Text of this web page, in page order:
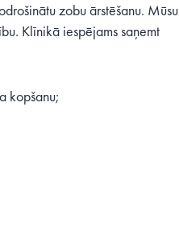
zobu ārstēšanu. Mūsu
Klīnikā iespējams saņemt
kopšanu;